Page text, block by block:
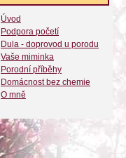
Úvod
Podpora početí
Dula - doprovod u porodu
Vaše miminka
Porodní příběhy
Domácnost bez chemie
O mně